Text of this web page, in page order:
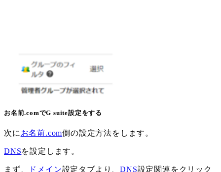
お名前.comでG suite設定をする
次に お名前.com側の設定方法をします。
DNSを設定します。
まず、 ドメイン設定タブより、DNS設定関連をクリック